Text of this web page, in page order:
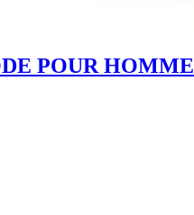
POUR HOMME